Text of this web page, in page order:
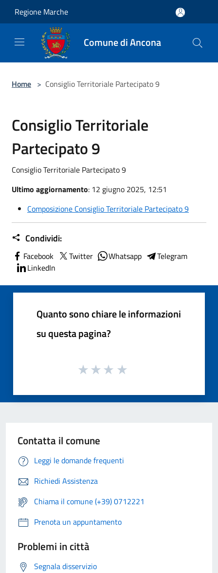
Regione Marche
Comune di Ancona
Home > Consiglio Territoriale Partecipato 9
Consiglio Territoriale
Partecipato 9
Consiglio Territoriale Partecipato 9
Ultimo aggiornamento: 12 giugno 2025, 12:51
Composizione Consiglio Territoriale Partecipato 9
Condividi:
Facebook Twitter Whatsapp
Telegram
LinkedIn
Quanto sono chiare le informazioni
su questa pagina?
Contatta il comune
Leggi le domande frequenti
Richiedi Assistenza
Chiama il comune (+39) 0712221
Prenota un appuntamento
Problemi in città
Segnala disservizio